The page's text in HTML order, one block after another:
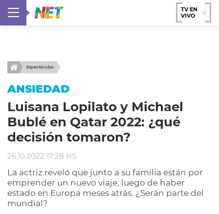
TV EN
VIVO
Espectáculos
ANSIEDAD
Luisana Lopilato y Michael
Bublé en Qatar 2022: ¿qué
decisión tomaron?
26.10.2022 17:28 HS
La actriz reveló que junto a su familia están por
emprender un nuevo viaje, luego de haber
estado en Europa meses atrás. ¿Serán parte del
mundial?